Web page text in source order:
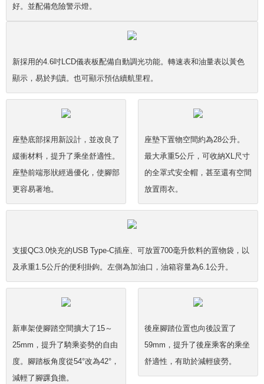
好。並配備危險警示燈。
新採用的4.6吋LCD儀表板配備自動調光功能。轉速表和油量表以黃色
顯示，易於判讀。也可顯示預估續航里程。
座墊底部採用新設計，並改良了
緩衝材料，提升了乘坐舒適性。
座墊前端形狀經過優化，使腳部
更容易著地。
座墊下置物空間約為28公升。
最大承重5公斤，可收納XL尺寸
的全罩式安全帽，甚至還有空間
放置雨衣。
支援QC3.0快充的USB Type-C插座、可放置700毫升飲料的置物袋，以
及承重1.5公斤的便利掛鉤。左側為加油口，油箱容量為6.1公升。
新車架使腳踏空間擴大了15～
25mm，提升了騎乘姿勢的自由
度。腳踏板角度從54°改為42°，
減輕了腳踝負擔。
後座腳踏位置也向後設置了
59mm，提升了後座乘客的乘坐
舒適性，有助於減輕疲勞。